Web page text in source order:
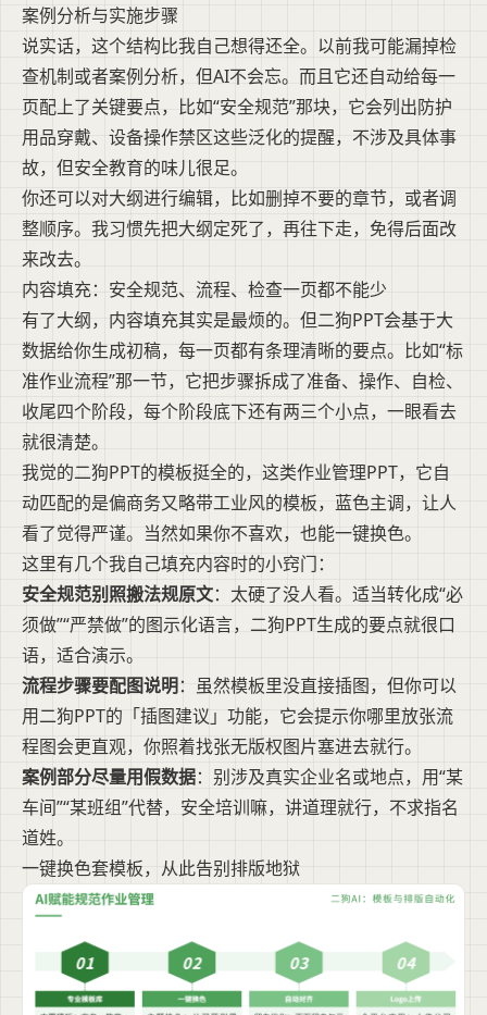
案例分析与实施步骤
说实话，这个结构比我自己想得还全。以前我可能漏掉检
查机制或者案例分析，但AI不会忘。而且它还自动给每一
页配上了关键要点，比如“安全规范”那块，它会列出防护
用品穿戴、设备操作禁区这些泛化的提醒，不涉及具体事
故，但安全教育的味儿很足。
你还可以对大纲进行编辑，比如删掉不要的章节，或者调
整顺序。我习惯先把大纲定死了，再往下走，免得后面改
来改去。
内容填充：安全规范、流程、检查一页都不能少
有了大纲，内容填充其实是最烦的。但二狗PPT会基于大
数据给你生成初稿，每一页都有条理清晰的要点。比如“标
准作业流程”那一节，它把步骤拆成了准备、操作、自检、
收尾四个阶段，每个阶段底下还有两三个小点，一眼看去
就很清楚。
我觉的二狗PPT的模板挺全的，这类作业管理PPT，它自
动匹配的是偏商务又略带工业风的模板，蓝色主调，让人
看了觉得严谨。当然如果你不喜欢，也能一键换色。
这里有几个我自己填充内容时的小窍门：
安全规范别照搬法规原文：太硬了没人看。适当转化成“必
须做”“严禁做”的图示化语言，二狗PPT生成的要点就很口
语，适合演示。
流程步骤要配图说明：虽然模板里没直接插图，但你可以
用二狗PPT的「插图建议」功能，它会提示你哪里放张流
程图会更直观，你照着找张无版权图片塞进去就行。
案例部分尽量用假数据：别涉及真实企业名或地点，用“某
车间”“某班组”代替，安全培训嘛，讲道理就行，不求指名
道姓。
一键换色套模板，从此告别排版地狱